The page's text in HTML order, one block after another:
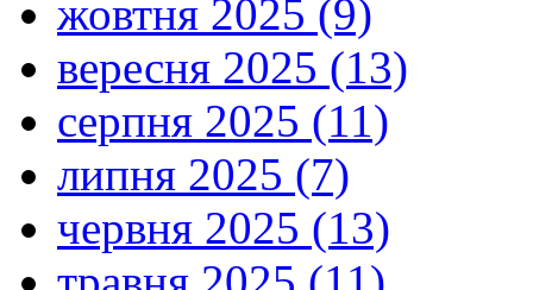
жовтня 2025 (9)
вересня 2025 (13)
серпня 2025 (11)
липня 2025 (7)
червня 2025 (13)